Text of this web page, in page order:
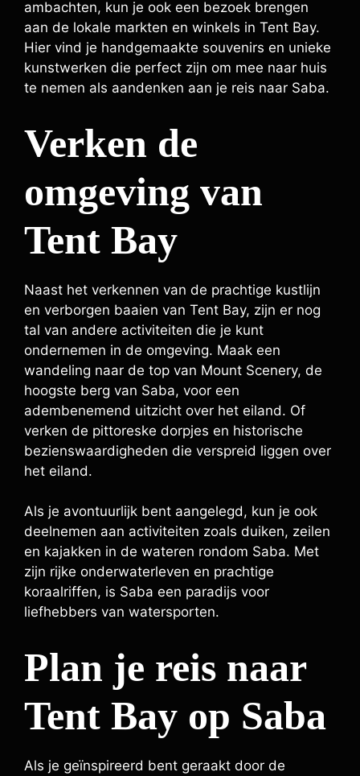
ambachten, kun je ook een bezoek brengen
aan de lokale markten en winkels in Tent Bay.
Hier vind je handgemaakte souvenirs en unieke
kunstwerken die perfect zijn om mee naar huis
te nemen als aandenken aan je reis naar Saba.
Verken de
omgeving van
Tent Bay
Naast het verkennen van de prachtige kustlijn
en verborgen baaien van Tent Bay, zijn er nog
tal van andere activiteiten die je kunt
ondernemen in de omgeving. Maak een
wandeling naar de top van Mount Scenery, de
hoogste berg van Saba, voor een
adembenemend uitzicht over het eiland. Of
verken de pittoreske dorpjes en historische
bezienswaardigheden die verspreid liggen over
het eiland.
Als je avontuurlijk bent aangelegd, kun je ook
deelnemen aan activiteiten zoals duiken, zeilen
en kajakken in de wateren rondom Saba. Met
zijn rijke onderwaterleven en prachtige
koraalriffen, is Saba een paradijs voor
liefhebbers van watersporten.
Plan je reis naar
Tent Bay op Saba
Als je geïnspireerd bent geraakt door de